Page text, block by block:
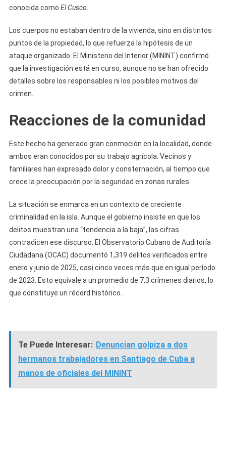
Finca
conocida como El Cusco.
Los cuerpos no estaban dentro de la vivienda, sino en distintos
puntos de la propiedad, lo que refuerza la hipótesis de un
ataque organizado. El Ministerio del Interior (MININT) confirmó
que la investigación está en curso, aunque no se han ofrecido
detalles sobre los responsables ni los posibles motivos del
crimen.
Reacciones de la comunidad
Este hecho ha generado gran conmoción en la localidad, donde
ambos eran conocidos por su trabajo agrícola. Vecinos y
familiares han expresado dolor y consternación, al tiempo que
crece la preocupación por la seguridad en zonas rurales.
La situación se enmarca en un contexto de creciente
criminalidad en la isla. Aunque el gobierno insiste en que los
delitos muestran una “tendencia a la baja”, las cifras
contradicen ese discurso. El Observatorio Cubano de Auditoría
Ciudadana (OCAC) documentó 1,319 delitos verificados entre
enero y junio de 2025, casi cinco veces más que en igual período
de 2023. Esto equivale a un promedio de 7,3 crímenes diarios, lo
que constituye un récord histórico.
Te Puede Interesar: Denuncian golpiza a dos
hermanos trabajadores en Santiago de Cuba a
manos de oficiales del MININT